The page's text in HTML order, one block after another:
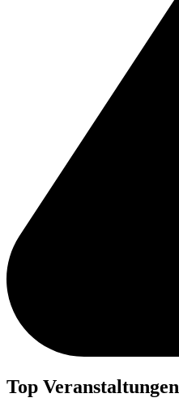
Top Veranstaltungen